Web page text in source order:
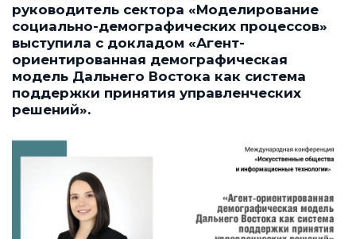
руководитель сектора «Моделирование
социально-демографических процессов»
выступила с докладом «Агент-
ориентированная демографическая
модель Дальнего Востока как система
поддержки принятия управленческих
решений».